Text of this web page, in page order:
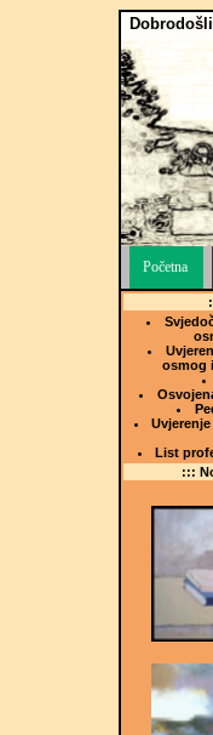
Početna
osmog
List
:::